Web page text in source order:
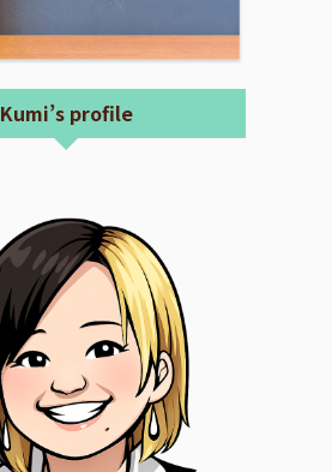
Kumi’s profile